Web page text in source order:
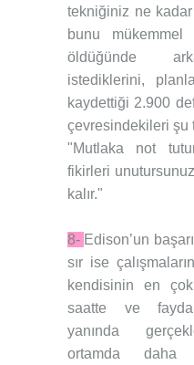
tekniğiniz ne
bunu mükemmel
öldüğünde
istediklerini,
kaydettiği 2.900
çevresindekileri şu
"Mutlaka not
fikirleri
kalır."
8- Edison’un
sır ise
kendisinin en
saatte ve
yanında
ortamda